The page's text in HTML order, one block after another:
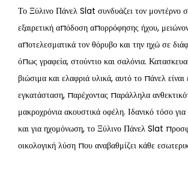
Το Ξύλινο Πάνελ Slat συνδυάζει τον μοντέρνο
εξαιρετική απόδοση απορρόφησης ήχου,
αποτελεσματικά τον θόρυβο και την ηχώ σε
όπως γραφεία, στούντιο και σαλόνια.
βιώσιμα και ελαφριά υλικά, αυτό το πάνελ
εγκατάσταση, παρέχοντας παράλληλα
μακροχρόνια ακουστικά οφέλη. Ιδανικό τόσο
και για ηχομόνωση, το Ξύλινο Πάνελ Slat
οικολογική λύση που αναβαθμίζει κάθε